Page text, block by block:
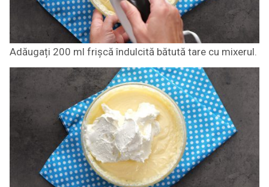
Adăugați 200 ml frișcă îndulcită bătută tare cu mixerul.